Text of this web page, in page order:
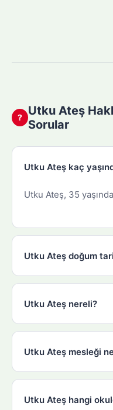
?
Utku Ateş
Sorular
Utku Ateş kaç
Utku Ateş, 35
Utku Ateş doğum
Utku Ateş nereli?
Utku Ateş mesleği
Utku Ateş hangi